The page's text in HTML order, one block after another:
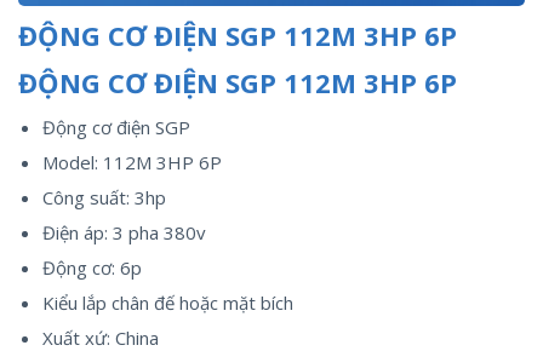
ĐỘNG CƠ ĐIỆN SGP 112M 3HP 6P
ĐỘNG CƠ ĐIỆN SGP 112M 3HP 6P
Động cơ điện SGP
Model: 112M 3HP 6P
Công suất: 3hp
Điện áp: 3 pha 380v
Động cơ: 6p
Kiểu lắp chân đế hoặc mặt bích
Xuất xứ: China